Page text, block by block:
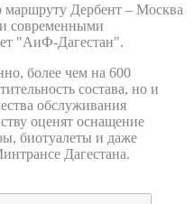
Дербент – Москва
современными
"АиФ-Дагестан".
более чем на 600
состава, но и
обслуживания
оценят оснащение
биотуалеты и даже
Дагестана.